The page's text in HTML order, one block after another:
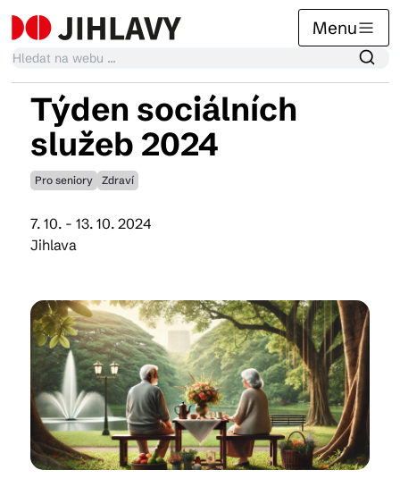
Menu
Kalendář akcí
Tradiční akce
Suvenýry
Praktické info
Kam vyrazit
Týden sociálních
služeb 2024
Pro seniory Zdraví
7. 10. - 13. 10. 2024
Jihlava